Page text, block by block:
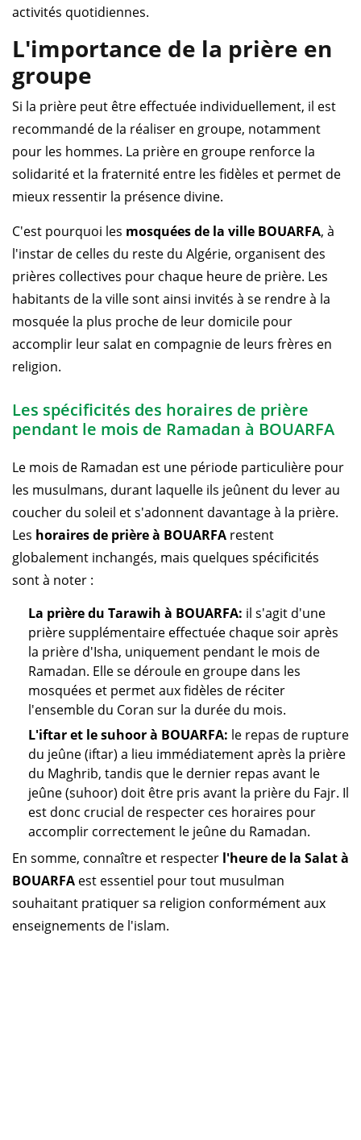
activités quotidiennes.
L'importance de la prière en
groupe
Si la prière peut être effectuée individuellement, il est
recommandé de la réaliser en groupe, notamment
pour les hommes. La prière en groupe renforce la
solidarité et la fraternité entre les fidèles et permet de
mieux ressentir la présence divine.
C'est pourquoi les mosquées de la ville BOUARFA, à
l'instar de celles du reste du Algérie, organisent des
prières collectives pour chaque heure de prière. Les
habitants de la ville sont ainsi invités à se rendre à la
mosquée la plus proche de leur domicile pour
accomplir leur salat en compagnie de leurs frères en
religion.
Les spécificités des horaires de prière
pendant le mois de Ramadan à BOUARFA
Le mois de Ramadan est une période particulière pour
les musulmans, durant laquelle ils jeûnent du lever au
coucher du soleil et s'adonnent davantage à la prière.
Les horaires de prière à BOUARFA restent
globalement inchangés, mais quelques spécificités
sont à noter :
La prière du Tarawih à BOUARFA: il s'agit d'une
prière supplémentaire effectuée chaque soir après
la prière d'Isha, uniquement pendant le mois de
Ramadan. Elle se déroule en groupe dans les
mosquées et permet aux fidèles de réciter
l'ensemble du Coran sur la durée du mois.
L'iftar et le suhoor à BOUARFA: le repas de rupture
du jeûne (iftar) a lieu immédiatement après la prière
du Maghrib, tandis que le dernier repas avant le
jeûne (suhoor) doit être pris avant la prière du Fajr. Il
est donc crucial de respecter ces horaires pour
accomplir correctement le jeûne du Ramadan.
En somme, connaître et respecter l'heure de la Salat à
BOUARFA est essentiel pour tout musulman
souhaitant pratiquer sa religion conformément aux
enseignements de l'islam.